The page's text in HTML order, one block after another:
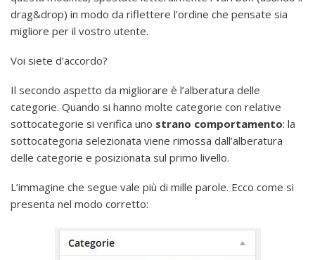
drag&drop) in modo da riflettere l’ordine che pensate sia
migliore per il vostro utente.
Voi siete d’accordo?
Il secondo aspetto da migliorare è l’alberatura delle
categorie. Quando si hanno molte categorie con relative
sottocategorie si verifica uno strano comportamento: la
sottocategoria selezionata viene rimossa dall’alberatura
delle categorie e posizionata sul primo livello.
L’immagine che segue vale più di mille parole. Ecco come si
presenta nel modo corretto: